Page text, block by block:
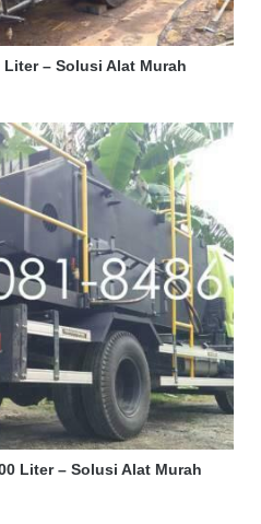
– Solusi Alat Murah
Liter – Solusi Alat Murah